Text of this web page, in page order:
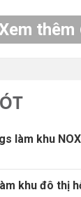
thêm
làm khu
khu đô thị